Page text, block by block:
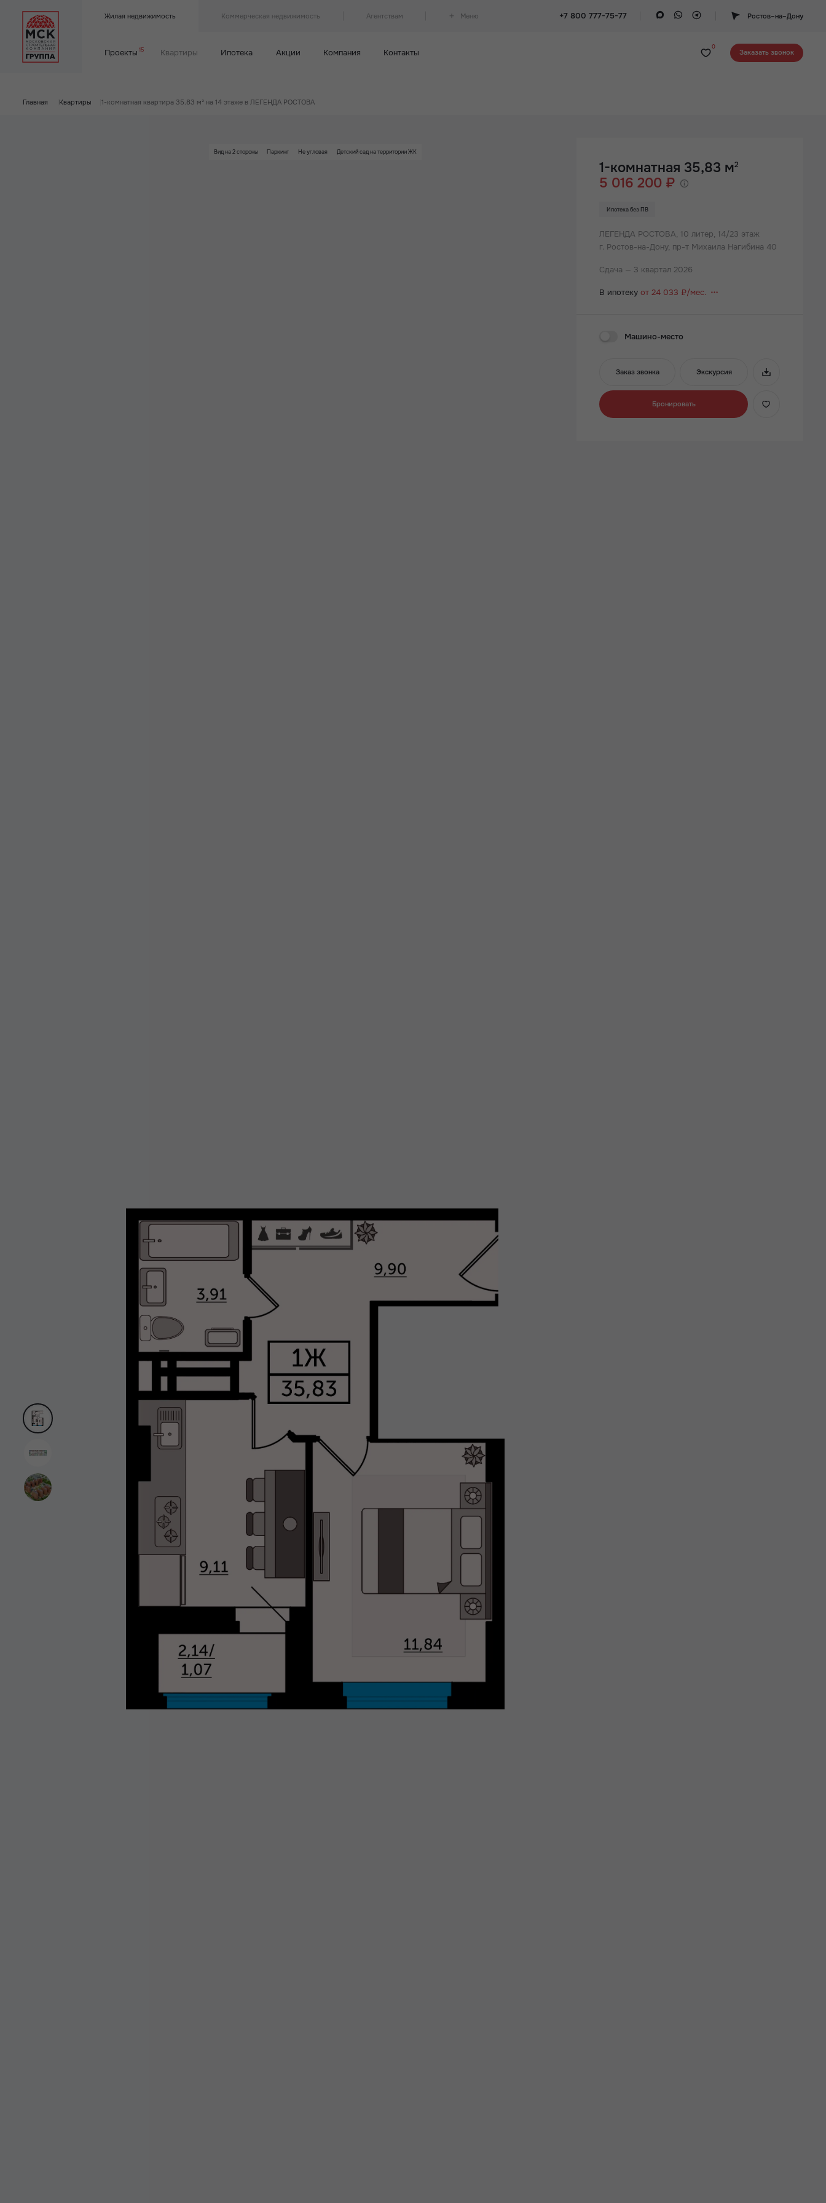
Жилая недвижимость Коммерческая недвижимость Агентствам Меню +7 800 777-75-77 Ростов–на–Дону
Проекты 15 Квартиры Ипотека Акции Компания Контакты
0
Заказать звонок
Главная Квартиры 1-комнатная квартира 35.83 м² на 14 этаже в ЛЕГЕНДА РОСТОВА
Вид на 2 стороны Паркинг Не угловая Детский сад на территории ЖК
1-комнатная 35,83 м2
5 016 200 ₽
Ипотека без ПВ
ЛЕГЕНДА РОСТОВА, 10 литер, 14/23 этаж
г. Ростов-на-Дону, пр-т Михаила Нагибина 40
Сдача — 3 квартал 2026
В ипотекуот 24 033 ₽/мес.
Машино-место
Заказ звонка Экскурсия
Бронировать